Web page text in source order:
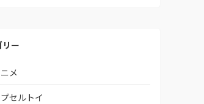
リー
メ
セルトイ